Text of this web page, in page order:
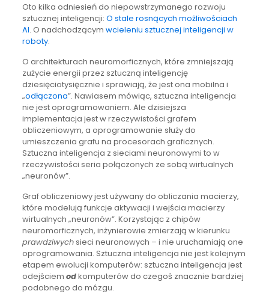
Oto kilka odniesień do niepowstrzymanego rozwoju
sztucznej inteligencji: O stale rosnących możliwościach
AI. O nadchodzącym wcieleniu sztucznej inteligencji w
roboty.
O architekturach neuromorficznych, które zmniejszają
zużycie energii przez sztuczną inteligencję
dziesięciotysięcznie i sprawiają, że jest ona mobilna i
„odłączona”. Nawiasem mówiąc, sztuczna inteligencja
nie jest oprogramowaniem. Ale dzisiejsza
implementacja jest w rzeczywistości grafem
obliczeniowym, a oprogramowanie służy do
umieszczenia grafu na procesorach graficznych.
Sztuczna inteligencja z sieciami neuronowymi to w
rzeczywistości seria połączonych ze sobą wirtualnych
„neuronów”.
Graf obliczeniowy jest używany do obliczania macierzy,
które modelują funkcje aktywacji i wejścia macierzy
wirtualnych „neuronów”. Korzystając z chipów
neuromorficznych, inżynierowie zmierzają w kierunku
prawdziwychsieci neuronowych – i nie uruchamiają one
oprogramowania. Sztuczna inteligencja nie jest kolejnym
etapem ewolucji komputerów: sztuczna inteligencja jest
odejściem odkomputerów do czegoś znacznie bardziej
podobnego do mózgu.